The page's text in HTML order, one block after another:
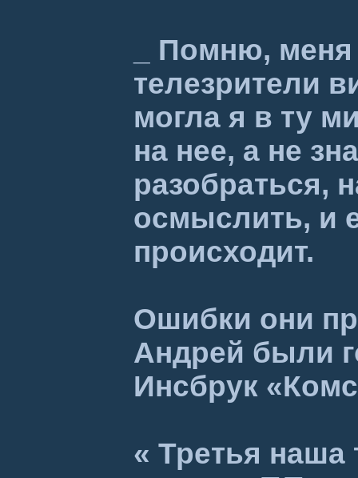
_ Помню,
телезрители
могла я в ту
на нее, а не
разобраться,
осмыслить, и
происходит.
Ошибки они
Андрей были
Инсбрук
« Третья наша